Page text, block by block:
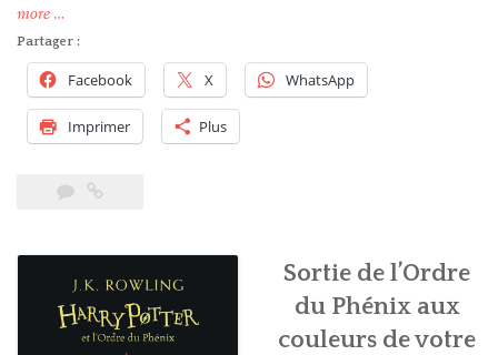
more« La
saga
revient
sur
TF1
! »
…
Partager :
Facebook X WhatsApp
Imprimer Plus
Sortie de l’Ordre
du Phénix aux
couleurs de votre